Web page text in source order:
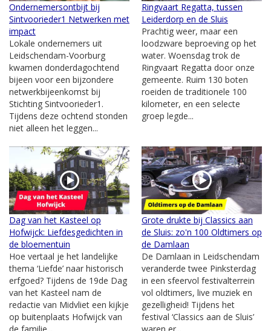
Ondernemersontbijt bij
Sintvoorieder1 Netwerken met
impact
Lokale ondernemers uit
Leidschendam-Voorburg
kwamen donderdagochtend
bijeen voor een bijzondere
netwerkbijeenkomst bij
Stichting Sintvoorieder1.
Tijdens deze ochtend stonden
niet alleen het leggen...
Ringvaart Regatta, tussen
Leiderdorp en de Sluis
Prachtig weer, maar een
loodzware beproeving op het
water. Woensdag trok de
Ringvaart Regatta door onze
gemeente. Ruim 130 boten
roeiden de traditionele 100
kilometer, en een selecte
groep legde...
Dag van het Kasteel op
Hofwijck: Liefdesgedichten in
de bloementuin
Hoe vertaal je het landelijke
thema ‘Liefde’ naar historisch
erfgoed? Tijdens de 19de Dag
van het Kasteel nam de
redactie van Midvliet een kijkje
op buitenplaats Hofwijck van
de familie...
Grote drukte bij Classics aan
de Sluis: zo'n 100 Oldtimers op
de Damlaan
De Damlaan in Leidschendam
veranderde twee Pinksterdag
in een sfeervol festivalterrein
vol oldtimers, live muziek en
gezelligheid! Tijdens het
festival ‘Classics aan de Sluis’
waren er...